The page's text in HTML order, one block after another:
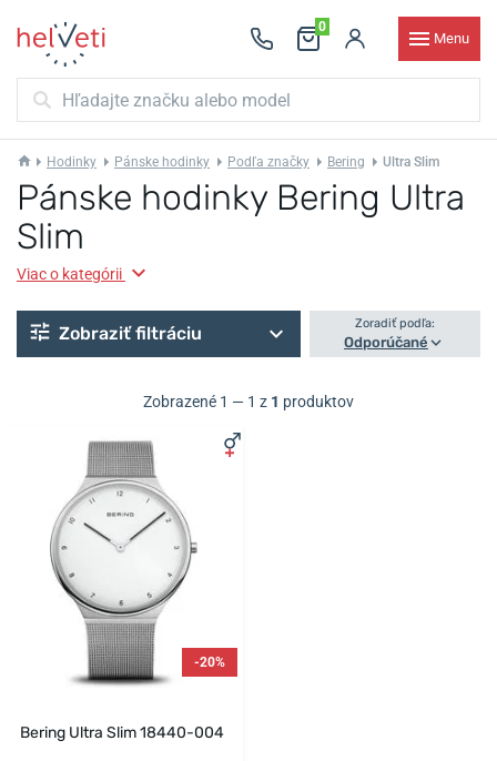
0
Menu
Hodinky Pánske hodinky Podľa značky Bering Ultra Slim
Pánske hodinky Bering Ultra
Slim
Viac o kategórii
Zobraziť filtráciu Zoradiť podľa:
Odporúčané
Zobrazené 1 — 1 z 1 produktov
-20%
Bering Ultra Slim 18440-004